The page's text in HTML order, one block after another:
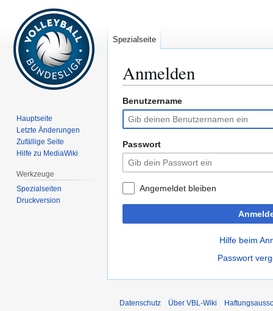
Anmelden
Zur
Navigation
springen
Zur
Suche
springen
Benutzername
Passwort
Angemeldet bleiben
Hilfe beim
Passwort
Spezialseite
Hauptseite
Letzte Änderungen
Zufällige Seite
Hilfe zu MediaWiki
Werkzeuge
Spezialseiten
Druckversion
Datenschutz Über VBL-Wiki